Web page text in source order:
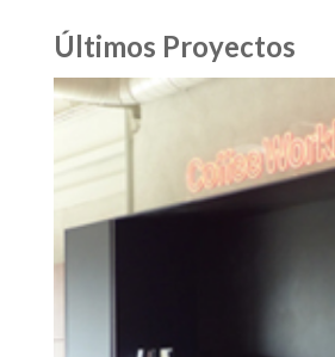
Últimos Proyectos